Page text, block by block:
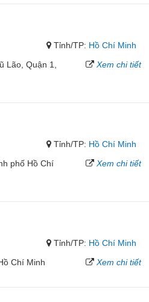
Tỉnh/TP: Hồ Chí Minh
Lão, Quận 1,
Xem chi tiết
Tỉnh/TP: Hồ Chí Minh
phố Hồ Chí
Xem chi tiết
Tỉnh/TP: Hồ Chí Minh
Chí Minh
Xem chi tiết